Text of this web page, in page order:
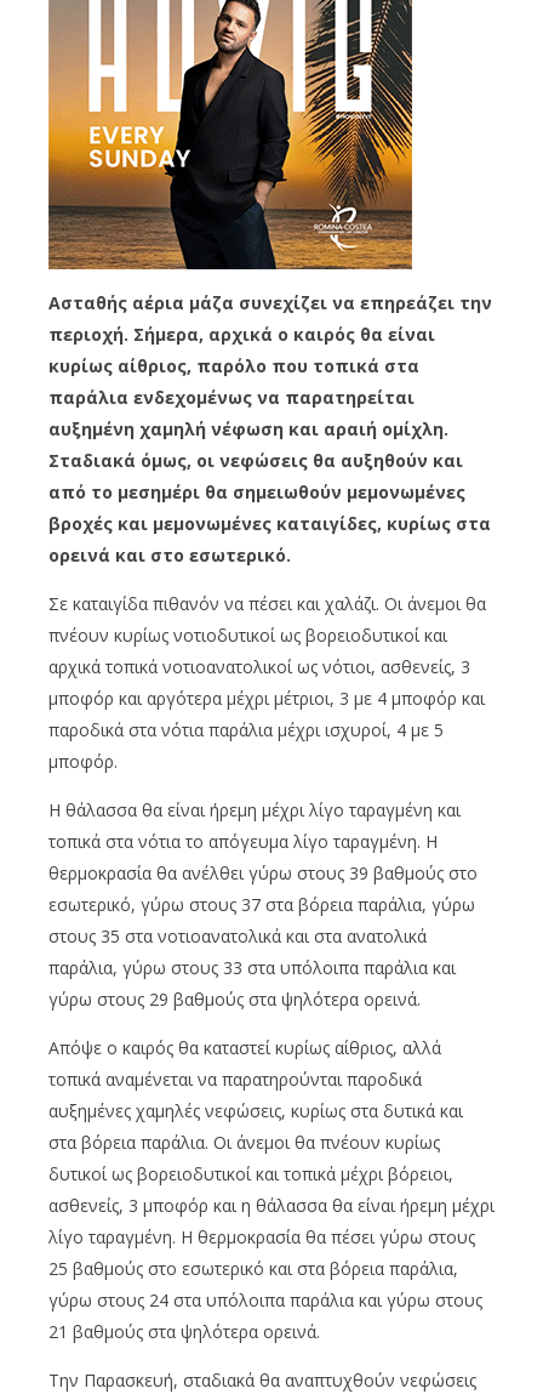
Ασταθής αέρια μάζα συνεχίζει να επηρεάζει την
περιοχή. Σήμερα, αρχικά ο καιρός θα είναι
κυρίως αίθριος, παρόλο που τοπικά στα
παράλια ενδεχομένως να παρατηρείται
αυξημένη χαμηλή νέφωση και αραιή ομίχλη.
Σταδιακά όμως, οι νεφώσεις θα αυξηθούν και
από το μεσημέρι θα σημειωθούν μεμονωμένες
βροχές και μεμονωμένες καταιγίδες, κυρίως στα
ορεινά και στο εσωτερικό.
Σε καταιγίδα πιθανόν να πέσει και χαλάζι. Οι άνεμοι θα
πνέουν κυρίως νοτιοδυτικοί ως βορειοδυτικοί και
αρχικά τοπικά νοτιοανατολικοί ως νότιοι, ασθενείς, 3
μποφόρ και αργότερα μέχρι μέτριοι, 3 με 4 μποφόρ και
παροδικά στα νότια παράλια μέχρι ισχυροί, 4 με 5
μποφόρ.
Η θάλασσα θα είναι ήρεμη μέχρι λίγο ταραγμένη και
τοπικά στα νότια το απόγευμα λίγο ταραγμένη. Η
θερμοκρασία θα ανέλθει γύρω στους 39 βαθμούς στο
εσωτερικό, γύρω στους 37 στα βόρεια παράλια, γύρω
στους 35 στα νοτιοανατολικά και στα ανατολικά
παράλια, γύρω στους 33 στα υπόλοιπα παράλια και
γύρω στους 29 βαθμούς στα ψηλότερα ορεινά.
Απόψε ο καιρός θα καταστεί κυρίως αίθριος, αλλά
τοπικά αναμένεται να παρατηρούνται παροδικά
αυξημένες χαμηλές νεφώσεις, κυρίως στα δυτικά και
στα βόρεια παράλια. Οι άνεμοι θα πνέουν κυρίως
δυτικοί ως βορειοδυτικοί και τοπικά μέχρι βόρειοι,
ασθενείς, 3 μποφόρ και η θάλασσα θα είναι ήρεμη μέχρι
λίγο ταραγμένη. Η θερμοκρασία θα πέσει γύρω στους
25 βαθμούς στο εσωτερικό και στα βόρεια παράλια,
γύρω στους 24 στα υπόλοιπα παράλια και γύρω στους
21 βαθμούς στα ψηλότερα ορεινά.
Την Παρασκευή, σταδιακά θα αναπτυχθούν νεφώσεις